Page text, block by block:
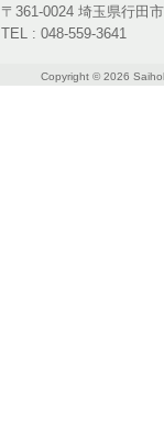
〒361-0024 埼玉県行田
TEL : 048-559-3641
Copyright ©2026